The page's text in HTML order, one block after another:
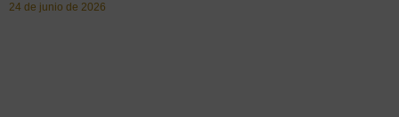
24 de junio de 2026